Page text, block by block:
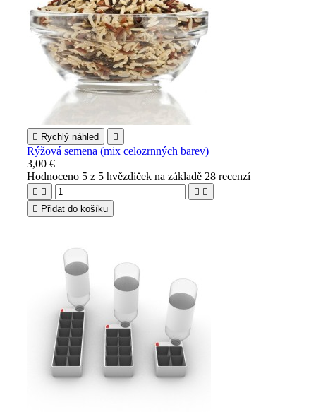
 Rychlý náhled 
Rýžová semena (mix celozrnných barev)
3,00 €
Hodnoceno 5 z 5 hvězdiček na základě 28 recenzí
   
 Přidat do košíku